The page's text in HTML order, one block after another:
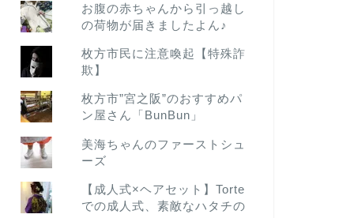
お腹の赤ちゃんから引っ越し
の荷物が届きましたよん♪
枚方市民に注意喚起【特殊詐
欺】
枚方市”宮之阪”のおすすめパ
ン屋さん「BunBun」
美海ちゃんのファーストシュ
ーズ
【成人式×ヘアセット】Torte
での成人式、素敵なハタチの